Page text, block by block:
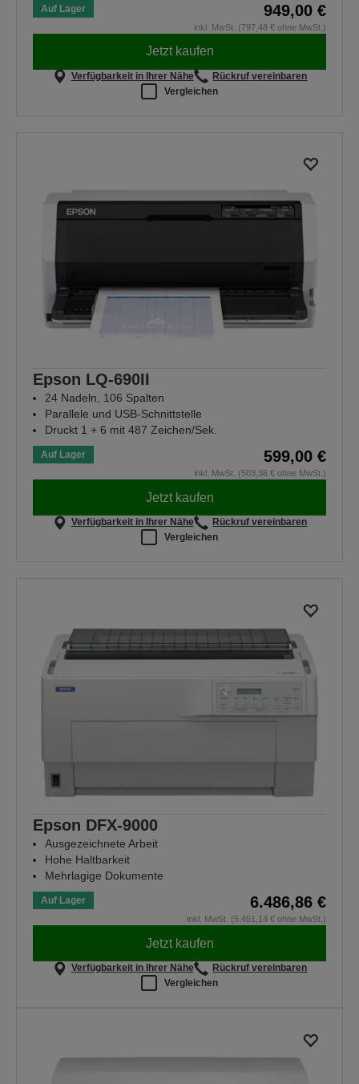
Auf Lager 949,00 €
inkl. MwSt. (797,48 € ohne MwSt.)
Jetzt kaufen
Verfügbarkeit in Ihrer Nähe
Rückruf vereinbaren
Vergleichen
Epson LQ-690II
24 Nadeln, 106 Spalten
Parallele und USB-Schnittstelle
Druckt 1 + 6 mit 487 Zeichen/Sek.
Auf Lager 599,00 €
inkl. MwSt. (503,36 € ohne MwSt.)
Jetzt kaufen
Verfügbarkeit in Ihrer Nähe
Rückruf vereinbaren
Vergleichen
Epson DFX-9000
Ausgezeichnete Arbeit
Hohe Haltbarkeit
Mehrlagige Dokumente
Auf Lager 6.486,86 €
inkl. MwSt. (5.451,14 € ohne MwSt.)
Jetzt kaufen
Verfügbarkeit in Ihrer Nähe
Rückruf vereinbaren
Vergleichen